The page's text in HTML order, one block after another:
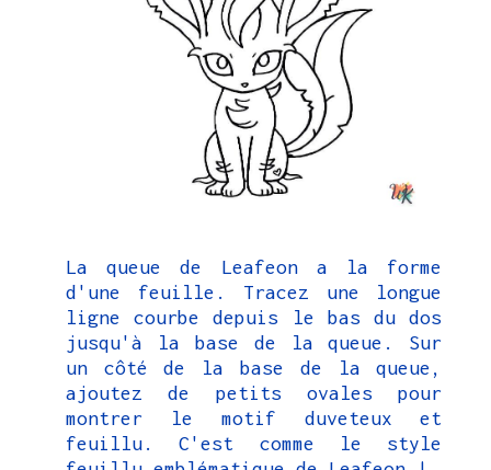
La queue de Leafeon a la forme
d'une feuille. Tracez une longue
ligne courbe depuis le bas du dos
jusqu'à la base de la queue. Sur
un côté de la base de la queue,
ajoutez de petits ovales pour
montrer le motif duveteux et
feuillu. C'est comme le style